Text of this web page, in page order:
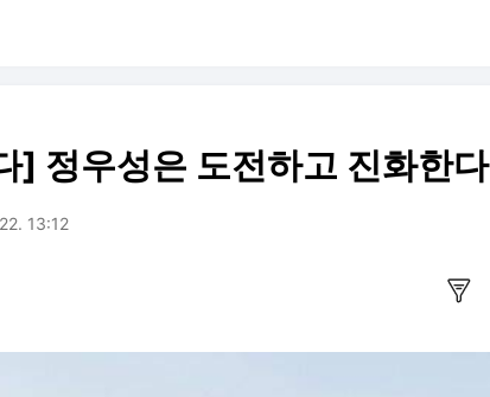
] 정우성은 도전하고 진화한다
13:12